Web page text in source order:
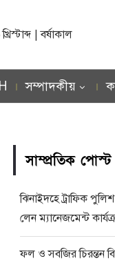
| বর্ষাকাল
সম্পাদকীয়
সাম্প্রতিক পোস্ট
ঝিনাইদহে ট্রাফিক
লেন ম্যানেজমেন্ট
ফল ও সবজির চিরন্তন